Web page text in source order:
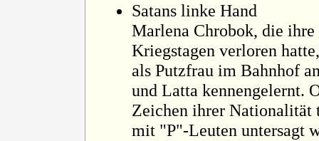
Satans linke Hand
Marlena Chrobok, die
Kriegstagen verloren
als Putzfrau im Bahnhof
und Latta kennengelernt.
Zeichen ihrer Nationalität
mit "P"-Leuten untersagt